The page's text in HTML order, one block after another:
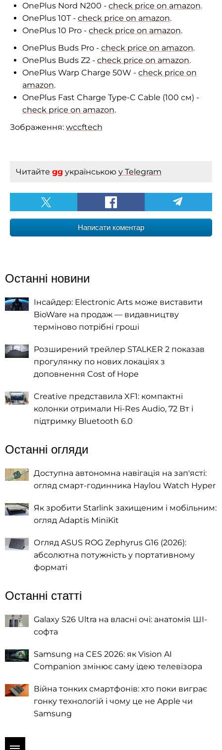
OnePlus Nord N200 - check price on amazon.
OnePlus 10T - check price on amazon.
OnePlus 10 Pro - check price on amazon.
OnePlus Buds Pro - check price on amazon.
OnePlus Buds Z2 - check price on amazon.
OnePlus Warp Charge 50W - check price on
amazon.
OnePlus Fast Charge Type-C Cable (100 см) -
check price on amazon.
Зображення: wccftech
Читайте gg українською у Telegram
Написати коментар
Останні новини
Інсайдер: Electronic Arts може виставити
BioWare на продаж — видавництву
терміново потрібні гроші
Розширений трейлер STALKER 2 показав
прогулянку по нових локаціях з
доповнення Cost of Hope
Creative представила XF1: компактні
колонки отримали Hi-Res Audio, 72 Вт і
підтримку Bluetooth 6.0
Останні огляди
Доступна автономна навігація на зап'ясті:
огляд смарт-годинника Haylou Watch Hyper
Як зробити Starlink захищеним і мобільним:
огляд Adaptis MiniKit
Огляд ASUS ROG Zephyrus G16 (2026):
абсолютна потужність у портативному
форматі
Останні статті
Galaxy S26 Ultra на власні очі: анатомія ШІ-
софта
Samsung на CES 2026: як Vision AI
Companion змінює саму ідею телевізора
Війна тонких смартфонів: хто поки виграє
гонку технологій і чому це не Apple чи
Samsung